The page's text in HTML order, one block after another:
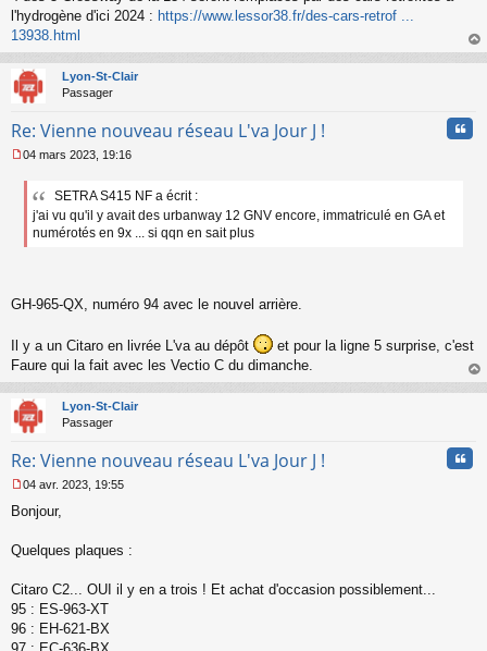
s
s
g
e
n
n
u
l'hydrogène d'ici 2024 : https://www.lessor38.fr/des-cars-retrof ...
13938.html
au
Lyon-St-Clair
Passager
Re: Vienne nouveau réseau L'va Jour J !
e
g
o
n
u
04 mars 2023, 19:16
SETRA S415 NF a écrit :
j'ai vu qu'il y avait des urbanway 12 GNV encore, immatriculé en GA et
numérotés en 9x ... si qqn en sait plus
GH-965-QX, numéro 94 avec le nouvel arrière.
Il y a un Citaro en livrée L'va au dépôt
et pour la ligne 5 surprise, c'est
Faure qui la fait avec les Vectio C du dimanche.
au
Lyon-St-Clair
Passager
Re: Vienne nouveau réseau L'va Jour J !
e
s
e
n
o
n
04 avr. 2023, 19:55
Bonjour,
Quelques plaques :
Citaro C2... OUI il y en a trois ! Et achat d'occasion possiblement...
95 : ES-963-XT
96 : EH-621-BX